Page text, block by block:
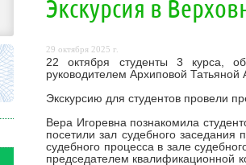
Экскурсия в
29 октября 2025 г.
22 октября студенты 3 курса,
руководителем Архиповой Татьяной
Экскурсию для студентов провели
Вера Игоревна познакомила
посетили зал судебного
судебного процесса в зале
председателем квалификационной